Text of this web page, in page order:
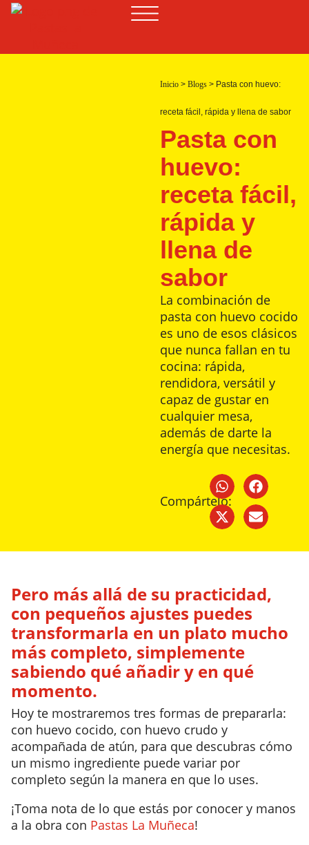
Inicio> Blogs> Pasta con huevo:
receta fácil, rápida y llena de sabor
Pasta con
huevo:
receta fácil,
rápida y
llena de
sabor
La combinación de
pasta con huevo cocido
es uno de esos clásicos
que nunca fallan en tu
cocina: rápida,
rendidora, versátil y
capaz de gustar en
cualquier mesa,
además de darte la
energía que necesitas.
Compártelo:
Pero más allá de su practicidad,
con pequeños ajustes puedes
transformarla en un plato mucho
más completo, simplemente
sabiendo qué añadir y en qué
momento.
Hoy te mostraremos tres formas de prepararla:
con huevo cocido, con huevo crudo y
acompañada de atún, para que descubras cómo
un mismo ingrediente puede variar por
completo según la manera en que lo uses.
¡Toma nota de lo que estás por conocer y manos
a la obra con Pastas La Muñeca!